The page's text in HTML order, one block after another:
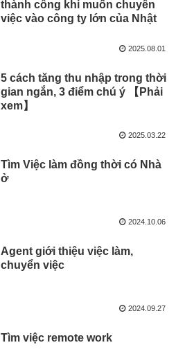
thành công khi muốn chuyển
việc vào công ty lớn của Nhật
2025.08.01
5 cách tăng thu nhập trong thời
gian ngắn, 3 điểm chú ý 【Phải
xem】
2025.03.22
Tìm Việc làm đồng thời có Nhà
ở
2024.10.06
Agent giới thiệu việc làm,
chuyển việc
2024.09.27
Tìm việc remote work